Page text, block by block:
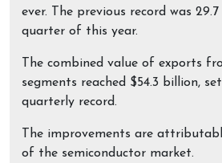
ever. The previous record was
quarter of this year.
The combined value of exports
segments reached $54.3 billion,
quarterly record.
The improvements are
of the semiconductor market.